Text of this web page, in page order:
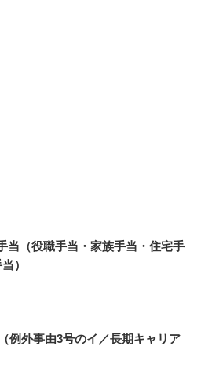
当（役職手当・家族手当・住宅手
）
外事由3号のイ／長期キャリア